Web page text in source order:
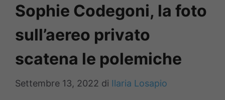
Sophie Codegoni, la foto
sull’aereo privato
scatena le polemiche
Settembre 13, 2022 di Ilaria Losapio